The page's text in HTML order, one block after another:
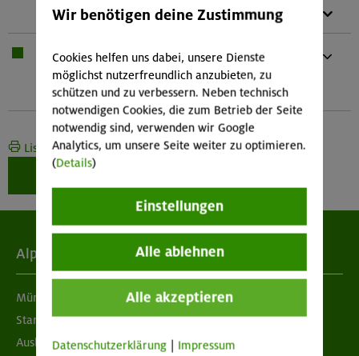
Teleskopstöcke
Bei Übernachtung: Hüttenschlafsack,
Waschzeug
Und kleines Handtuch
Liste drucken
Alpenverein
München & Oberland
Standorte
Ausbildung & Jobs
Wir benötigen deine Zustimmung
Cookies helfen uns dabei, unsere Dienste
möglichst nutzerfreundlich anzubieten, zu
schützen und zu verbessern. Neben technisch
notwendigen Cookies, die zum Betrieb der Seite
notwendig sind, verwenden wir Google
Analytics, um unsere Seite weiter zu optimieren.
(Details)
Einstellungen
Alle ablehnen
Alle akzeptieren
Datenschutzerklärung Impressum